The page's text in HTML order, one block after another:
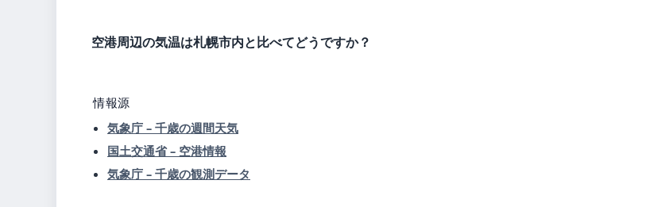
空港周辺の気温は札幌市内と比べてどうですか？
情報源
気象庁 – 千歳の週間天気
国土交通省 – 空港情報
気象庁 – 千歳の観測データ